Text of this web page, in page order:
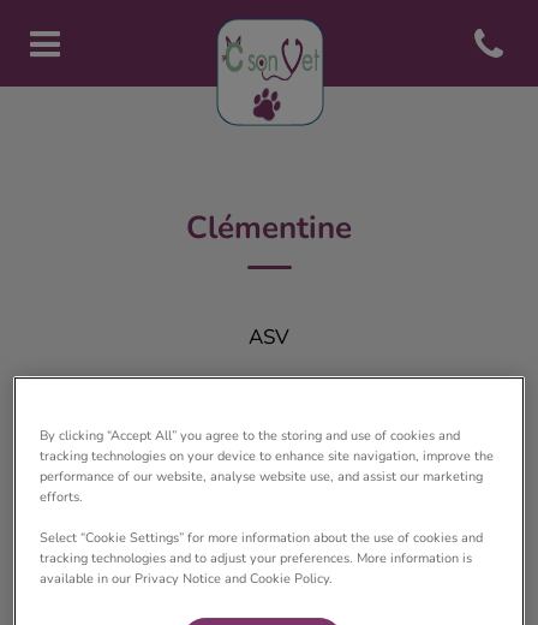
Page d'accueil de Clinique
Open
Clémentine
ASV
By clicking “Accept All” you agree to the storing and use of cookies and
tracking technologies on your device to enhance site navigation, improve the
performance of our website, analyse website use, and assist our marketing
efforts.
Select “Cookie Settings” for more information about the use of cookies and
tracking technologies and to adjust your preferences. More information is
available in our Privacy Notice and Cookie Policy.